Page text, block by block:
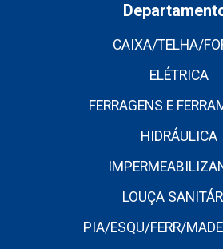
CAIXA/TELHA/
ELÉTRICA
FERRAGENS E
HIDRÁULICA
LOUÇA
PIA/ESQU/FERR/